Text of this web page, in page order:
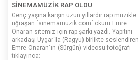
SİNEMAMÜZİK RAP OLDU
Genç yaşına karşın uzun yıllardır rap müzikle
uğraşan ´sinemamuzik.com´ okuru Emre
Onaran sitemiz için rap şarkı yazdı. Yapıtını
arkadaşı Uygar´la (Ragyu) birlikte seslendiren
Emre Onaran´ın (Sürgün) videosu fotoğrafı
tıklayınca: